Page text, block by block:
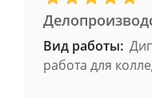
Вид работы:
работа для